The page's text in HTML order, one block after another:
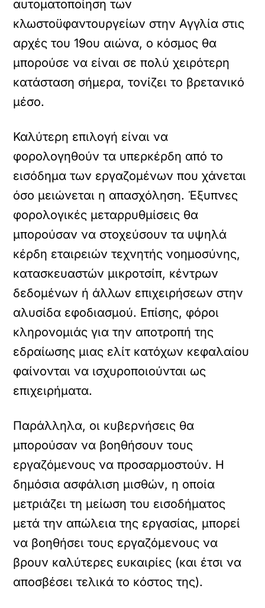
αυτοματοποίηση των
κλωστοϋφαντουργείων στην Αγγλία στις
αρχές του 19ου αιώνα, ο κόσμος θα
μπορούσε να είναι σε πολύ χειρότερη
κατάσταση σήμερα, τονίζει το βρετανικό
μέσο.
Καλύτερη επιλογή είναι να
φορολογηθούν τα υπερκέρδη από το
εισόδημα των εργαζομένων που χάνεται
όσο μειώνεται η απασχόληση. Έξυπνες
φορολογικές μεταρρυθμίσεις θα
μπορούσαν να στοχεύσουν τα υψηλά
κέρδη εταιρειών τεχνητής νοημοσύνης,
κατασκευαστών μικροτσίπ, κέντρων
δεδομένων ή άλλων επιχειρήσεων στην
αλυσίδα εφοδιασμού. Επίσης, φόροι
κληρονομιάς για την αποτροπή της
εδραίωσης μιας ελίτ κατόχων κεφαλαίου
φαίνονται να ισχυροποιούνται ως
επιχειρήματα.
Παράλληλα, οι κυβερνήσεις θα
μπορούσαν να βοηθήσουν τους
εργαζόμενους να προσαρμοστούν. Η
δημόσια ασφάλιση μισθών, η οποία
μετριάζει τη μείωση του εισοδήματος
μετά την απώλεια της εργασίας, μπορεί
να βοηθήσει τους εργαζόμενους να
βρουν καλύτερες ευκαιρίες (και έτσι να
αποσβέσει τελικά το κόστος της).